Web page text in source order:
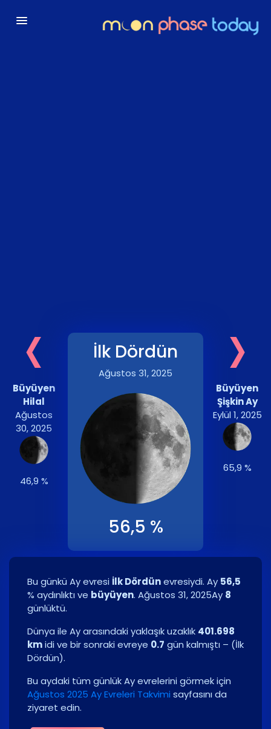
‹
Büyüyen
Hilal
Ağustos
30, 2025
46,9 %
İlk Dördün
Ağustos 31, 2025
56,5 %
›
Büyüyen
Şişkin Ay
Eylül 1, 2025
65,9 %
Bu günkü Ay evresi İlk Dördünevresiydi. Ay 56,5
% aydınlıktı ve büyüyen. Ağustos 31, 2025Ay 8
günlüktü.
Dünya ile Ay arasındaki yaklaşık uzaklık 401.698
kmidi ve bir sonraki evreye 0.7 gün kalmıştı – (İlk
Dördün).
Bu aydaki tüm günlük Ay evrelerini görmek için
Ağustos 2025 Ay Evreleri Takvimi sayfasını da
ziyaret edin.